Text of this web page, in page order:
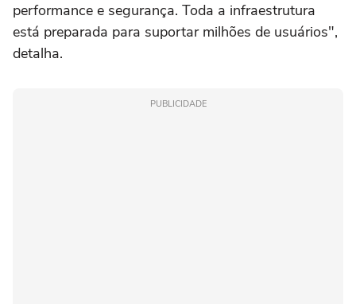
performance e segurança. Toda a infraestrutura
está preparada para suportar milhões de usuários",
detalha.
PUBLICIDADE